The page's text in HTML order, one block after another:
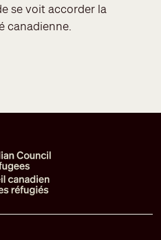
se voit accorder la
canadienne.